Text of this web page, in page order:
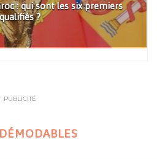
: qui sont les six premiers
?
PUBLICITÉ